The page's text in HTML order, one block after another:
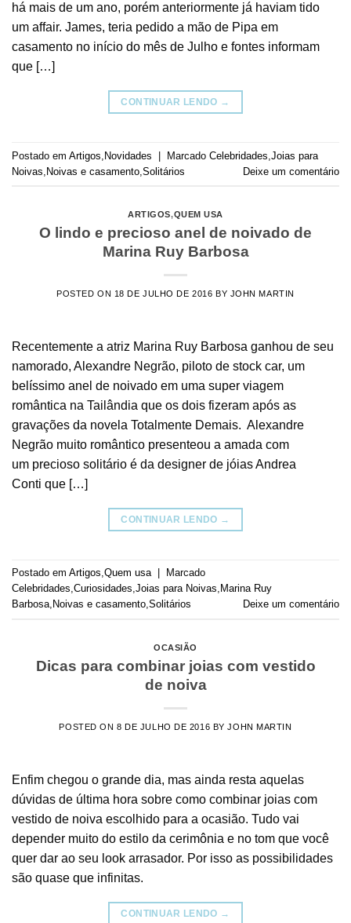
há mais de um ano, porém anteriormente já haviam tido
um affair. James, teria pedido a mão de Pipa em
casamento no início do mês de Julho e fontes informam
que […]
CONTINUAR LENDO →
Postado em Artigos Novidades | Marcado Celebridades Joias para
Noivas Noivas e casamento Solitários Deixe um comentário
ARTIGOS,QUEM USA
O lindo e precioso anel de noivado de
Marina Ruy Barbosa
POSTED ON 18 DE JULHO DE 2016 BY JOHN MARTIN
Recentemente a atriz Marina Ruy Barbosa ganhou de seu
namorado, Alexandre Negrão, piloto de stock car, um
belíssimo anel de noivado em uma super viagem
romântica na Tailândia que os dois fizeram após as
gravações da novela Totalmente Demais. Alexandre
Negrão muito romântico presenteou a amada com
um precioso solitário é da designer de jóias Andrea
Conti que […]
CONTINUAR LENDO →
Postado em Artigos,Quem usa
Marcado
Celebridades,Curiosidades,Joias para Noivas, Marina Ruy
Barbosa, Noivas e casamento,Solitários Deixe um comentário
OCASIÃO
Dicas para combinar joias com vestido
de noiva
POSTED ON8 DE JULHO DE 2016 BYJOHN MARTIN
Enfim chegou o grande dia, mas ainda resta aquelas
dúvidas de última hora sobre como combinar joias com
vestido de noiva escolhido para a ocasião. Tudo vai
depender muito do estilo da cerimônia e no tom que você
quer dar ao seu look arrasador. Por isso as possibilidades
são quase que infinitas.
CONTINUAR LENDO →